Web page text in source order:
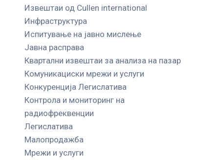
Извештаи од Cullen international
Инфраструктура
Испитување на јавно мислење
Јавна расправа
Квартални извештаи за анализа на пазар
Комуникациски мрежи и услуги
Конкуренција Легислатива
Контрола и мониторинг на
радиофреквенции
Легислатива
Малопродажба
Мрежи и услуги